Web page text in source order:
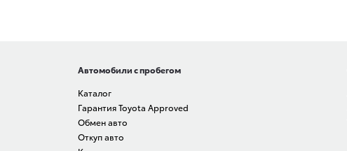
Автомобили с пробегом
Каталог
Гарантия Toyota Approved
Обмен авто
Откуп авто